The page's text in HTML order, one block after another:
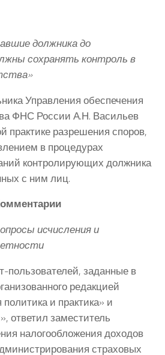
должника до
сохранять контроль в
Управления обеспечения
ФНС России А.Н. Васильев
практике разрешения споров,
в процедурах
контролирующих должника
с ним лиц.
исчисления и
пользователей, заданные в
редакцией
и практика» и
ответил заместитель
налогообложения доходов
страховых